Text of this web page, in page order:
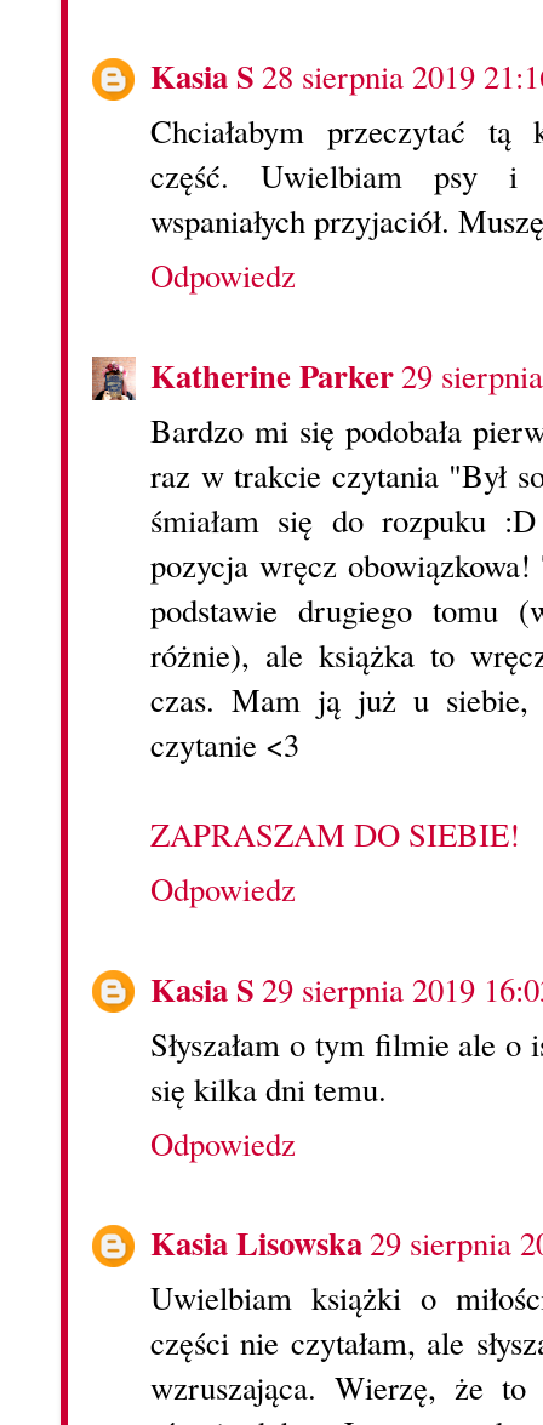
Kasia S 28 sierpnia 2019
Chciałabym przeczytać
część. Uwielbiam psy
wspaniałych przyjaciół.
Odpowiedz
Katherine Parker29
Bardzo mi się podobała
raz w trakcie czytania "Był
śmiałam się do rozpuku
pozycja wręcz
podstawie drugiego tomu
różnie), ale książka to
czas. Mam ją już u siebie,
czytanie <3
ZAPRASZAM DO SIEBIE!
Odpowiedz
Kasia S 29 sierpnia 2019
Słyszałam o tym filmie ale o
się kilka dni temu.
Odpowiedz
Kasia Lisowska29 sierpnia
Uwielbiam książki o
części nie czytałam, ale
wzruszająca. Wierzę, że